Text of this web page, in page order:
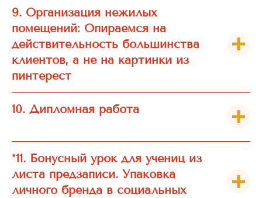
9. Организация нежилых
помещений: Опираемся на
действительность большинства
клиентов, а не на картинки из
пинтерест
10. Дипломная работа
*11. Бонусный урок для учениц из
листа предзаписи. Упаковка
личного бренда в социальных